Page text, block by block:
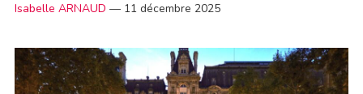
Isabelle ARNAUD — 11 décembre 2025